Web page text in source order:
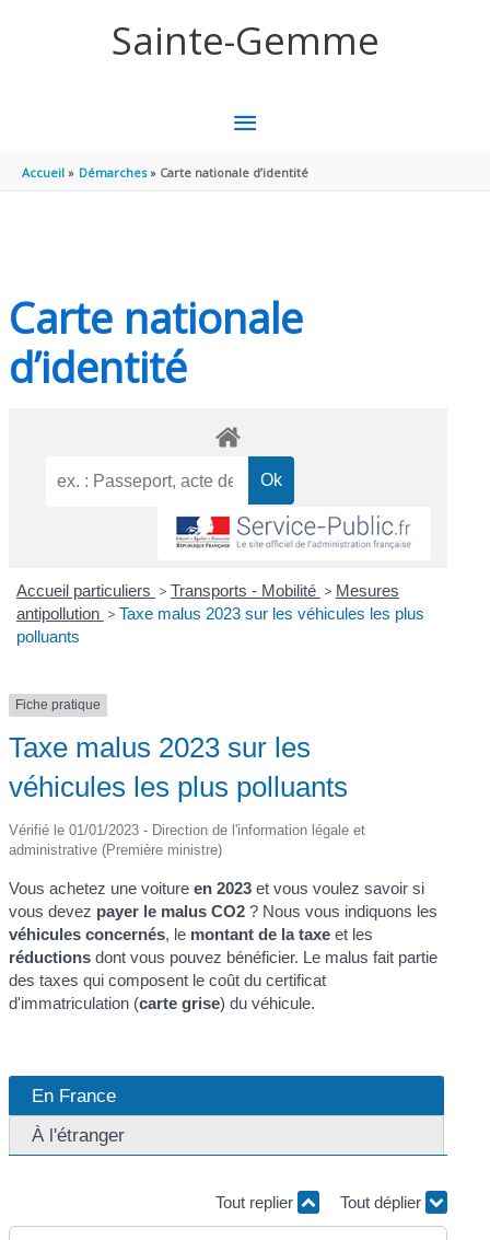
Sainte-Gemme
MENU
PRINCIPAL
Accueil Démarches Carte nationale d’identité
Carte nationale
d’identité
Accueil particuliers > Transports - Mobilité > Mesures
antipollution > Taxe malus 2023 sur les véhicules les plus
polluants
Fiche pratique
Taxe malus 2023 sur les
véhicules les plus polluants
Vérifié le 01/01/2023 - Direction de l'information légale et
administrative (Première ministre)
Vous achetez une voitureen 2023 et vous voulez savoir si
vous devez payer le malus CO2 ? Nous vous indiquons les
véhicules concernés, le montant de la taxe et les
réductionsdont vous pouvez bénéficier. Le malus fait partie
des taxes qui composent le coût du certificat
d'immatriculation (carte grise) du véhicule.
En France
À l'étranger
Tout replier Tout déplier